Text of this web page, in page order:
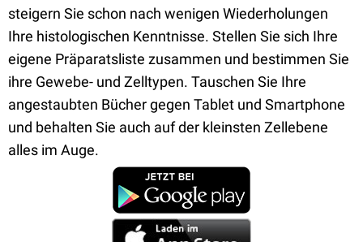
steigern Sie schon nach wenigen Wiederholungen
Ihre histologischen Kenntnisse. Stellen Sie sich Ihre
eigene Präparatsliste zusammen und bestimmen Sie
ihre Gewebe- und Zelltypen. Tauschen Sie Ihre
angestaubten Bücher gegen Tablet und Smartphone
und behalten Sie auch auf der kleinsten Zellebene
alles im Auge.